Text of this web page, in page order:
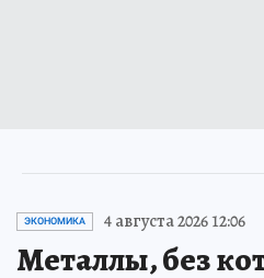
ЭКОНОМИКА 4 августа 2026 12:06
Металлы, без